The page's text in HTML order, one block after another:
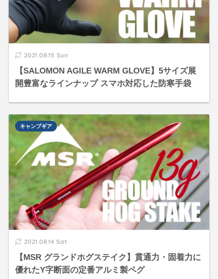
2021.08.15 Sun
【SALOMON AGILE WARM GLOVE】5サイズ展
開豊富なラインナップ スマホ対応した防寒手袋
2021.08.14 Sat
【MSR グランドホグステイク】貫通力・固着力に
優れたY字断面の定番アルミ製ペグ
キャンプギア